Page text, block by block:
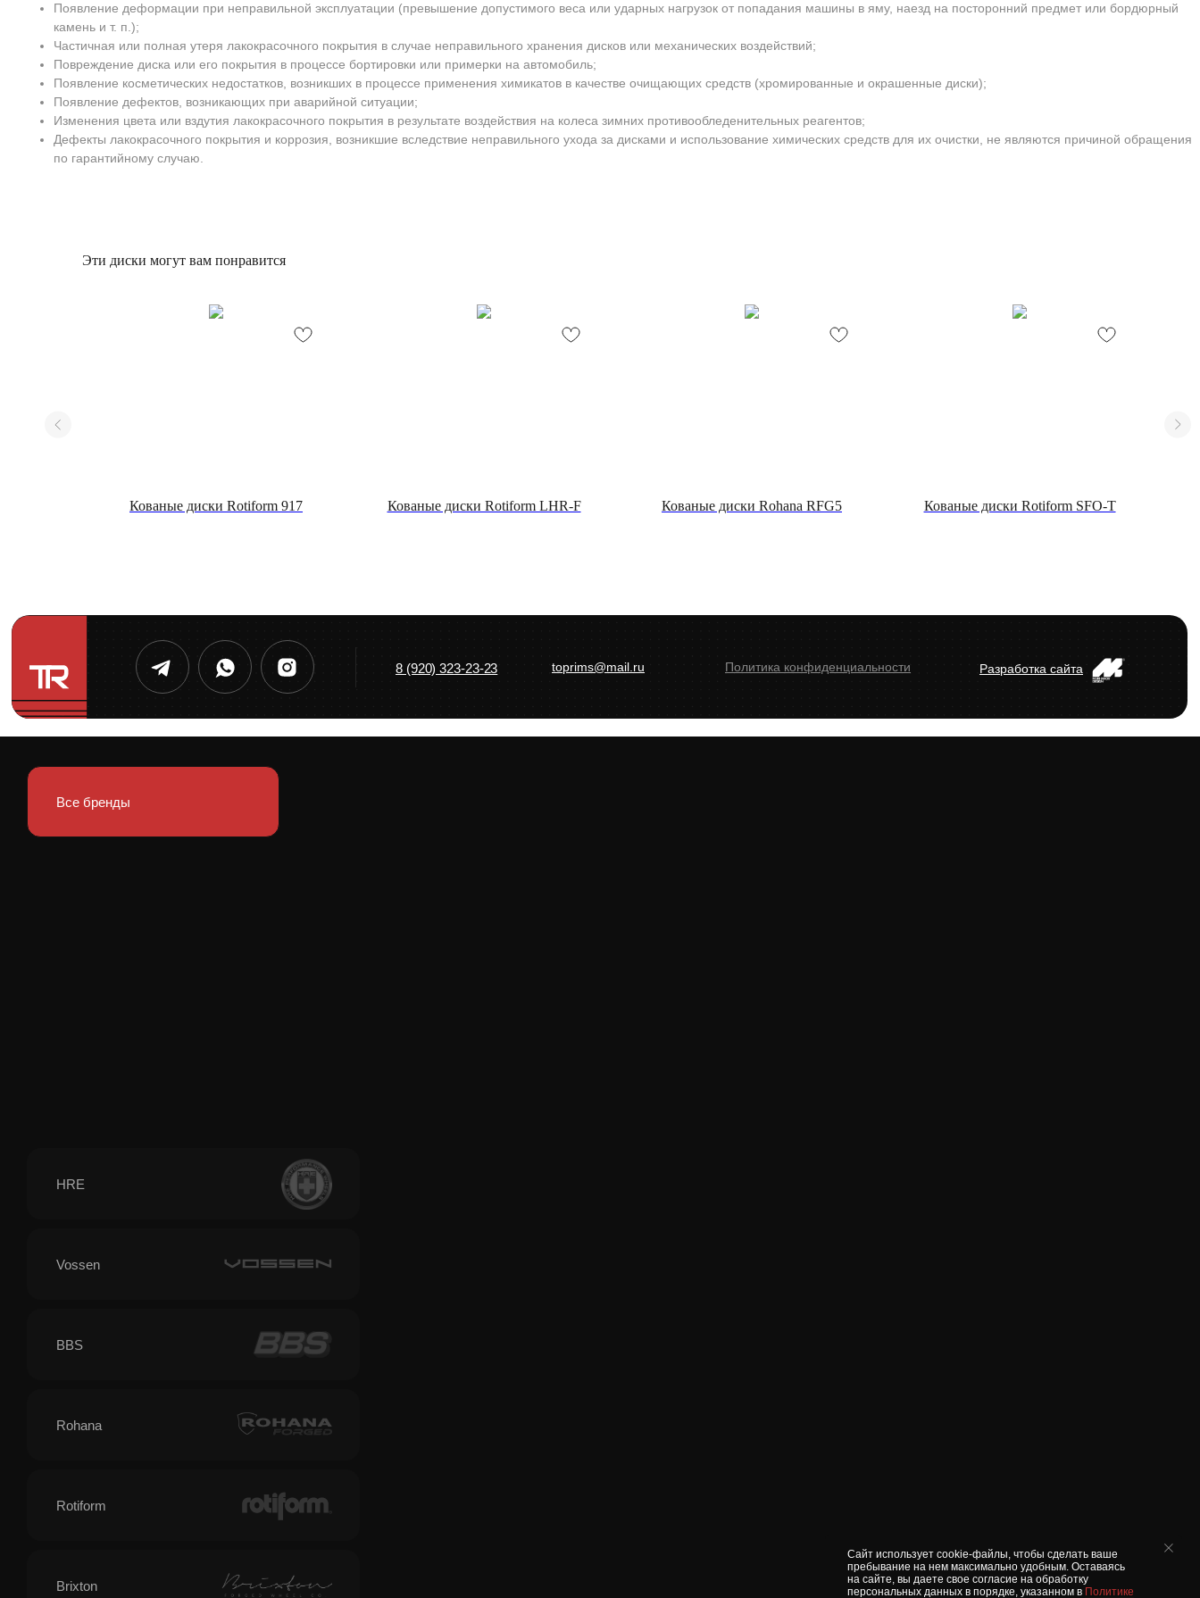
Появление деформации при неправильной эксплуатации (превышение допустимого веса или ударных нагрузок от попадания машины в яму, наезд на посторонний предмет или бордюрный
камень и т. п.);
Частичная или полная утеря лакокрасочного покрытия в случае неправильного хранения дисков или механических воздействий;
Повреждение диска или его покрытия в процессе бортировки или примерки на автомобиль;
Появление косметических недостатков, возникших в процессе применения химикатов в качестве очищающих средств (хромированные и окрашенные диски);
Появление дефектов, возникающих при аварийной ситуации;
Изменения цвета или вздутия лакокрасочного покрытия в результате воздействия на колеса зимних противообледенительных реагентов;
Дефекты лакокрасочного покрытия и коррозия, возникшие вследствие неправильного ухода за дисками и использование химических средств для их очистки, не являются причиной обращения
по гарантийному случаю.
Эти диски могут вам понравится
Кованые диски Rotiform 917 Кованые диски Rotiform LHR-F Кованые диски Rohana RFG5 Кованые диски Rotiform SFO-T
8 (920) 323-23-23 Политика конфиденциальности Разработка сайта
toprims@mail.ru
HRE
Vossen
BBS
Rohana
Rotiform
Brixton
Все бренды
Сайт использует cookie-файлы, чтобы сделать ваше
пребывание на нем максимально удобным. Оставаясь
на сайте, вы даете свое согласие на обработку
персональных данных в порядке, указанном в Политике